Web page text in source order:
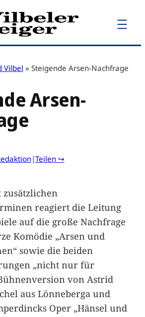
Vilbel » Steigende Arsen-Nachfrage
Arsen-
|Teilen ↪
reagiert die Leitung
auf die große Nachfrage
Komödie „Arsen und
sowie die beiden
„nicht nur für
von Astrid
aus Lönneberga und
Oper „Hänsel und